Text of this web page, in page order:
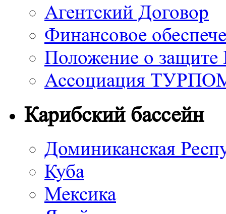
Агентский Договор
Финансовое
Положение о
Ассоциация
Карибский бассейн
Доминиканская
Куба
Мексика